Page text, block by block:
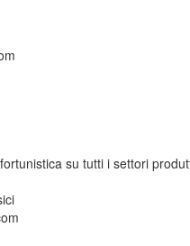
su tutti i settori